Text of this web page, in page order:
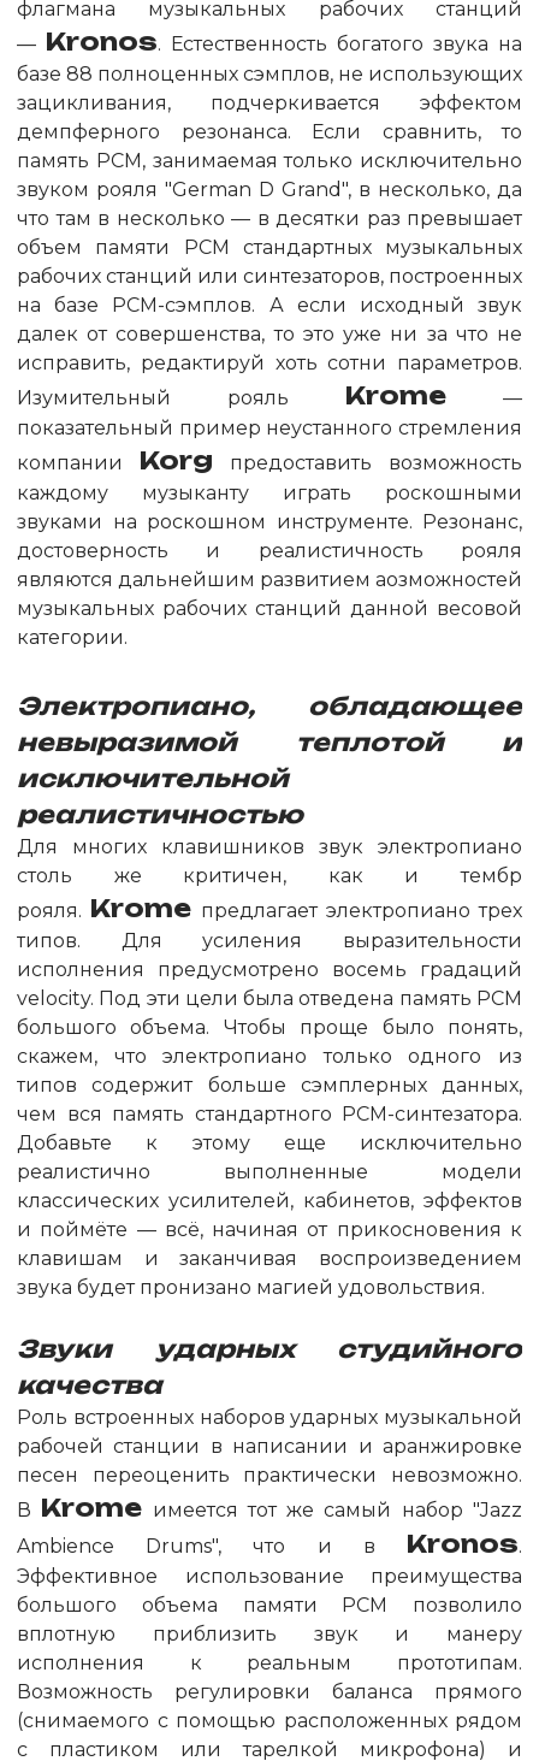
флагмана музыкальных рабочих станций
— Kronos. Естественность богатого звука на
базе 88 полноценных сэмплов, не использующих
зацикливания, подчеркивается эффектом
демпферного резонанса. Если сравнить, то
память PCM, занимаемая только исключительно
звуком рояля "German D Grand", в несколько, да
что там в несколько — в десятки раз превышает
объем памяти PCM стандартных музыкальных
рабочих станций или синтезаторов, построенных
на базе PCM-сэмплов. А если исходный звук
далек от совершенства, то это уже ни за что не
исправить, редактируй хоть сотни параметров.
Изумительный рояль Krome —
показательный пример неустанного стремления
компании Korg предоставить возможность
каждому музыканту играть роскошными
звуками на роскошном инструменте. Резонанс,
достоверность и реалистичность рояля
являются дальнейшим развитием аозможностей
музыкальных рабочих станций данной весовой
категории.
Электропиано, обладающее
невыразимой теплотой и
исключительной
реалистичностью
Для многих клавишников звук электропиано
столь же критичен, как и тембр
рояля. Krome предлагает электропиано трех
типов. Для усиления выразительности
исполнения предусмотрено восемь градаций
velocity. Под эти цели была отведена память PCM
большого объема. Чтобы проще было понять,
скажем, что электропиано только одного из
типов содержит больше сэмплерных данных,
чем вся память стандартного PCM-синтезатора.
Добавьте к этому еще исключительно
реалистично выполненные модели
классических усилителей, кабинетов, эффектов
и поймёте — всё, начиная от прикосновения к
клавишам и заканчивая воспроизведением
звука будет пронизано магией удовольствия.
Звуки ударных студийного
качества
Роль встроенных наборов ударных музыкальной
рабочей станции в написании и аранжировке
песен переоценить практически невозможно.
В Krome имеется тот же самый набор "Jazz
Ambience Drums", что и в Kronos.
Эффективное использование преимущества
большого объема памяти PCM позволило
вплотную приблизить звук и манеру
исполнения к реальным прототипам.
Возможность регулировки баланса прямого
(снимаемого с помощью расположенных рядом
с пластиком или тарелкой микрофона) и